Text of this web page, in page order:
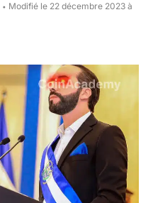
• Modifié le 22 décembre 2023 à